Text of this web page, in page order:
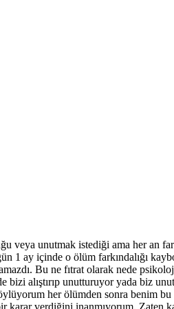
unutmak istediği ama her an
1 ay içinde o ölüm farkındalığı
Bu ne fıtrat olarak nede
alıştırıp unutturuyor yada biz
her ölümden sonra benim